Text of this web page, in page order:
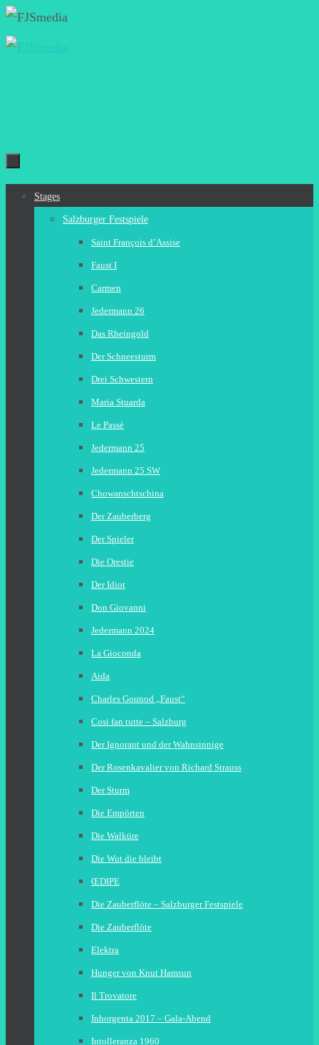
Zum
Inhalt
Zum
Stages
Salzburger Festspiele
Saint François d’Assise
Faust I
Carmen
Jedermann 26
Das Rheingold
Der Schneesturm
Drei Schwestern
Maria Stuarda
Le Passè
Jedermann 25
Jedermann 25 SW
Chowanschtschina
Der Zauberberg
Der Spieler
Die Orestie
Der Idiot
Don Giovanni
Jedermann 2024
La Gioconda
Aida
Charles Gounod „Faust“
Cosi fan tutte – Salzburg
Der Ignorant und der Wahnsinnige
Der Rosenkavalier von Richard Strauss
Der Sturm
Die Empörten
Die Walküre
Die Wut die bleibt
ŒDIPE
Die Zauberflöte – Salzburger Festspiele
Die Zauberflöte
Elektra
Hunger von Knut Hamsun
Il Trovatore
Inhorgenta 2017 – Gala-Abend
Intolleranza 1960